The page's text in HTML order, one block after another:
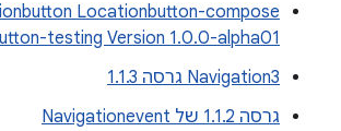
Locationbutton-compose
testing Version 1.0.0-alpha01
Navigation3 גרסה 1.1.3
גרסה 1.1.2 של Navigationevent